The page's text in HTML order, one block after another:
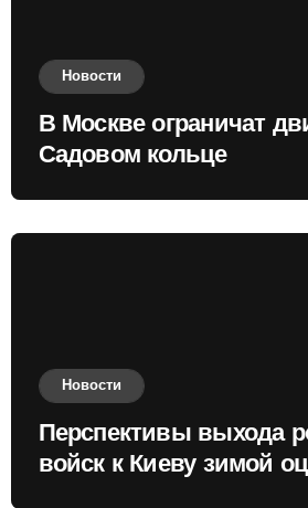
Новости
В Москве ограничат
Садовом кольце
Новости
Перспективы выхода
войск к Киеву зимой